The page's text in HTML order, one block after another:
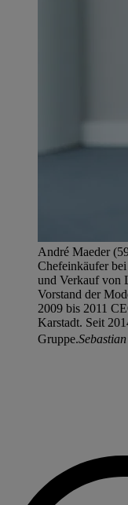
André Maeder
Chefeinkäufer
und Verkauf von
Vorstand der
2009 bis 2011
Karstadt. Seit
Gruppe.Sebastian